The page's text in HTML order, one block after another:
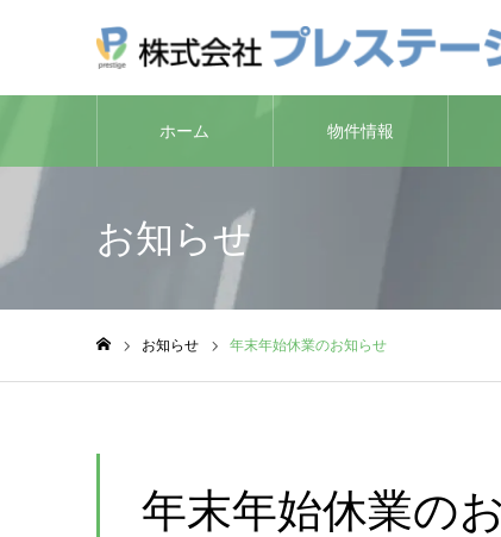
ホーム 物件情報
お知らせ
お知らせ 年末年始休業のお知らせ
年末年始休業の